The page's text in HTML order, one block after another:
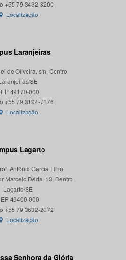
Localização
Laranjeiras
de Oliveira, s/n, Centro
SE
49170-000
Localização
Lagarto
Antônio Garcia Filho
Marcelo Déda, 13, Centro
Lagarto/SE
49400-000
Localização
Senhora da Glória